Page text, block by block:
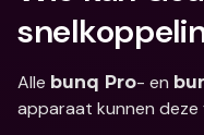
Alle bunq Pro- en
apparaat kunnen deze